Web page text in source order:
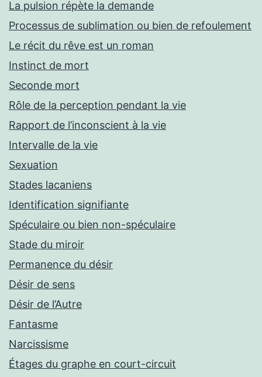
La pulsion répète la demande
Processus de sublimation ou bien de refoulement
Le récit du rêve est un roman
Instinct de mort
Seconde mort
Rôle de la perception pendant la vie
Rapport de l’inconscient à la vie
Intervalle de la vie
Sexuation
Stades lacaniens
Identification signifiante
Spéculaire ou bien non-spéculaire
Stade du miroir
Permanence du désir
Désir de sens
Désir de l’Autre
Fantasme
Narcissisme
Étages du graphe en court-circuit